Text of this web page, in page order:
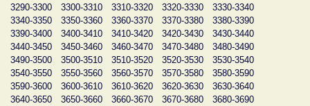
3290-3300
3300-3310 3310-3320 3320-3330
3330-3340
3340-3350
3350-3360 3360-3370 3370-3380
3380-3390
3390-3400
3400-3410 3410-3420 3420-3430
3430-3440
3440-3450
3450-3460 3460-3470 3470-3480
3480-3490
3490-3500
3500-3510 3510-3520 3520-3530
3530-3540
3540-3550
3550-3560 3560-3570 3570-3580
3580-3590
3590-3600
3600-3610 3610-3620 3620-3630
3630-3640
3640-3650
3650-3660 3660-3670 3670-3680
3680-3690